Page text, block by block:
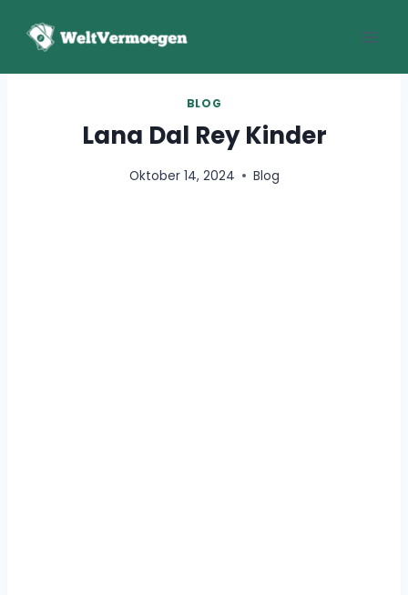
Inhalt
BLOG
Lana Dal Rey Kinder
Oktober 14, 2024 Blog